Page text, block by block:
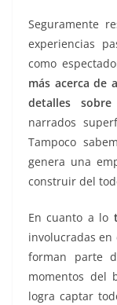
Seguramente
experiencias
como
más acerca de
detalles sobre
narrados
Tampoco
genera una
construir del
En cuanto a lo
involucradas
forman parte
momentos del
logra captar